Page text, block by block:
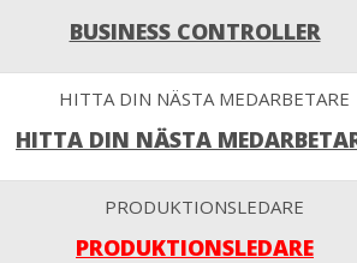
BUSINESS CONTROLLER
HITTA DIN NÄSTA
PRODUKTIONSLEDARE